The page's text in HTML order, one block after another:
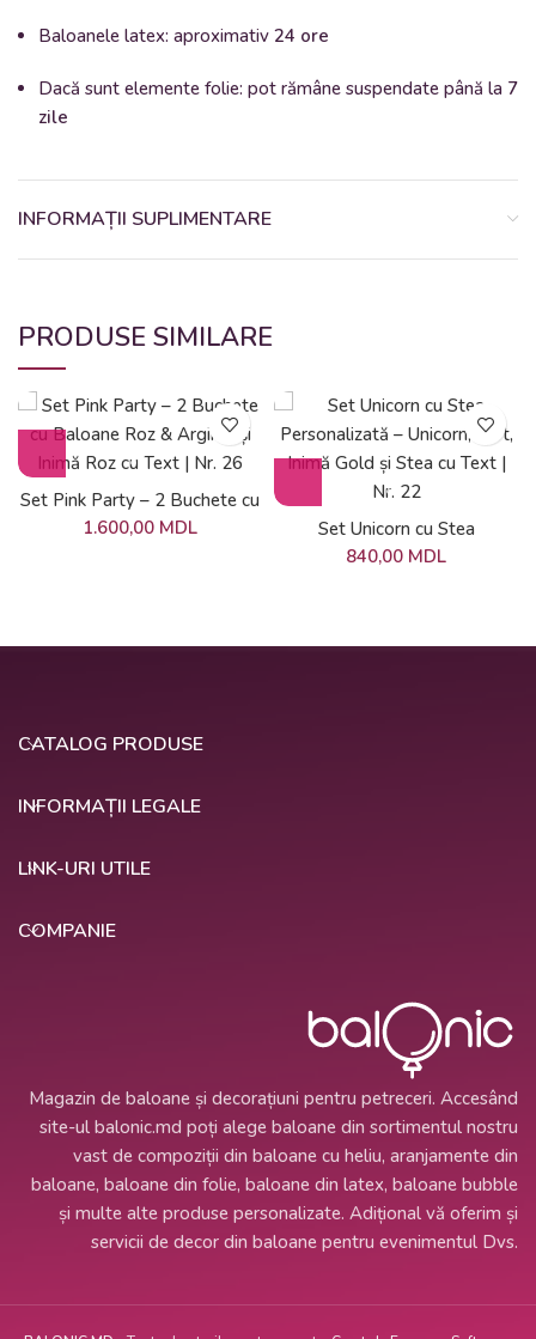
Baloanele latex: aproximativ 24 ore
Dacă sunt elemente folie: pot rămâne suspendate până la 7
zile
INFORMAȚII SUPLIMENTARE
PRODUSE SIMILARE
Set Pink Party – 2 Buchete cu
Baloane Roz & Argintii și
Inimă Roz cu Text | Nr. 26
1.600,00 MDL
Set Unicorn cu Stea
Personalizată – Unicorn, Tort,
Inimă Gold și Stea cu Text |
840,00 MDL
CATALOG PRODUSE
INFORMAȚII LEGALE
LINK-URI UTILE
COMPANIE
Magazin de baloane și decorațiuni pentru petreceri. Accesând
site-ul balonic.md poți alege baloane din sortimentul nostru
vast de compoziții din baloane cu heliu, aranjamente din
baloane, baloane din folie, baloane din latex, baloane bubble
și multe alte produse personalizate. Adițional vă oferim și
servicii de decor din baloane pentru evenimentul Dvs.